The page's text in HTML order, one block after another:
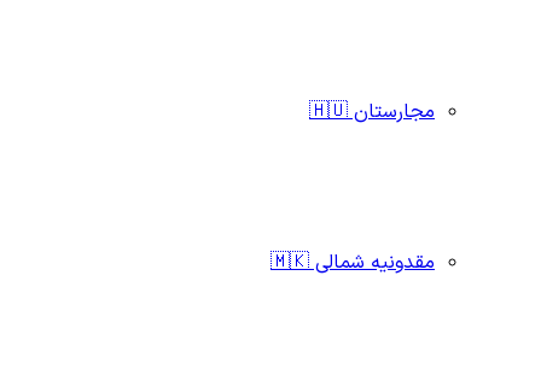
مجارستان 🇭🇺
مقدونیه شمالی 🇲🇰